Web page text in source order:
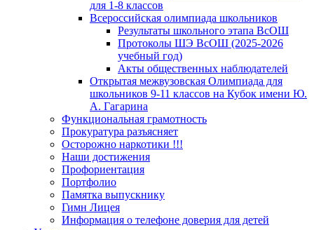
для 1-8 классов
Всероссийская олимпиада школьников
Результаты школьного этапа ВсОШ
Протоколы ШЭ ВсОШ (2025-2026
учебный год)
Акты общественных наблюдателей
Открытая межвузовская Олимпиада для
школьников 9-11 классов на Кубок имени Ю.
А. Гагарина
Функциональная грамотность
Прокуратура разъясняет
Осторожно наркотики !!!
Наши достижения
Профориентация
Портфолио
Памятка выпускнику
Гимн Лицея
Информация о телефоне доверия для детей